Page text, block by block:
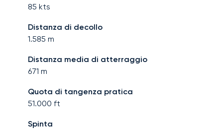
85 kts
Distanza di decollo
1.585 m
Distanza media di atterraggio
671 m
Quota di tangenza pratica
51.000 ft
Spinta